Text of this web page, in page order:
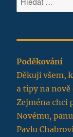
Poděkování
Děkuji všem,
a tipy na nově
Zejména chci
Novému,
Pavlu